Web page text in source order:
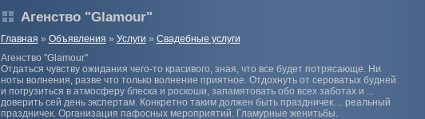
Агенство "Glamour"
Главная » Объявления » Услуги » Свадебные услуги
Агенство "Glamour"
Отдаться чувству ожидания чего-то красивого, зная, что все будет потрясающе. Ни
ноты волнения, разве что только волнение приятное. Отдохнуть от сероватых будней
и погрузиться в атмосферу блеска и роскоши, запамятовать обо всех заботах и ...
доверить сей день экспертам. Конкретно таким должен быть праздничек… реальный
праздничек. Организация пафосных мероприятий. Гламурные женитьбы.